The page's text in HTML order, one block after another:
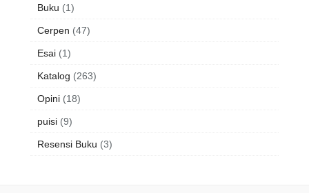
Buku (1)
Cerpen (47)
Esai (1)
Katalog (263)
Opini (18)
puisi (9)
Resensi Buku (3)